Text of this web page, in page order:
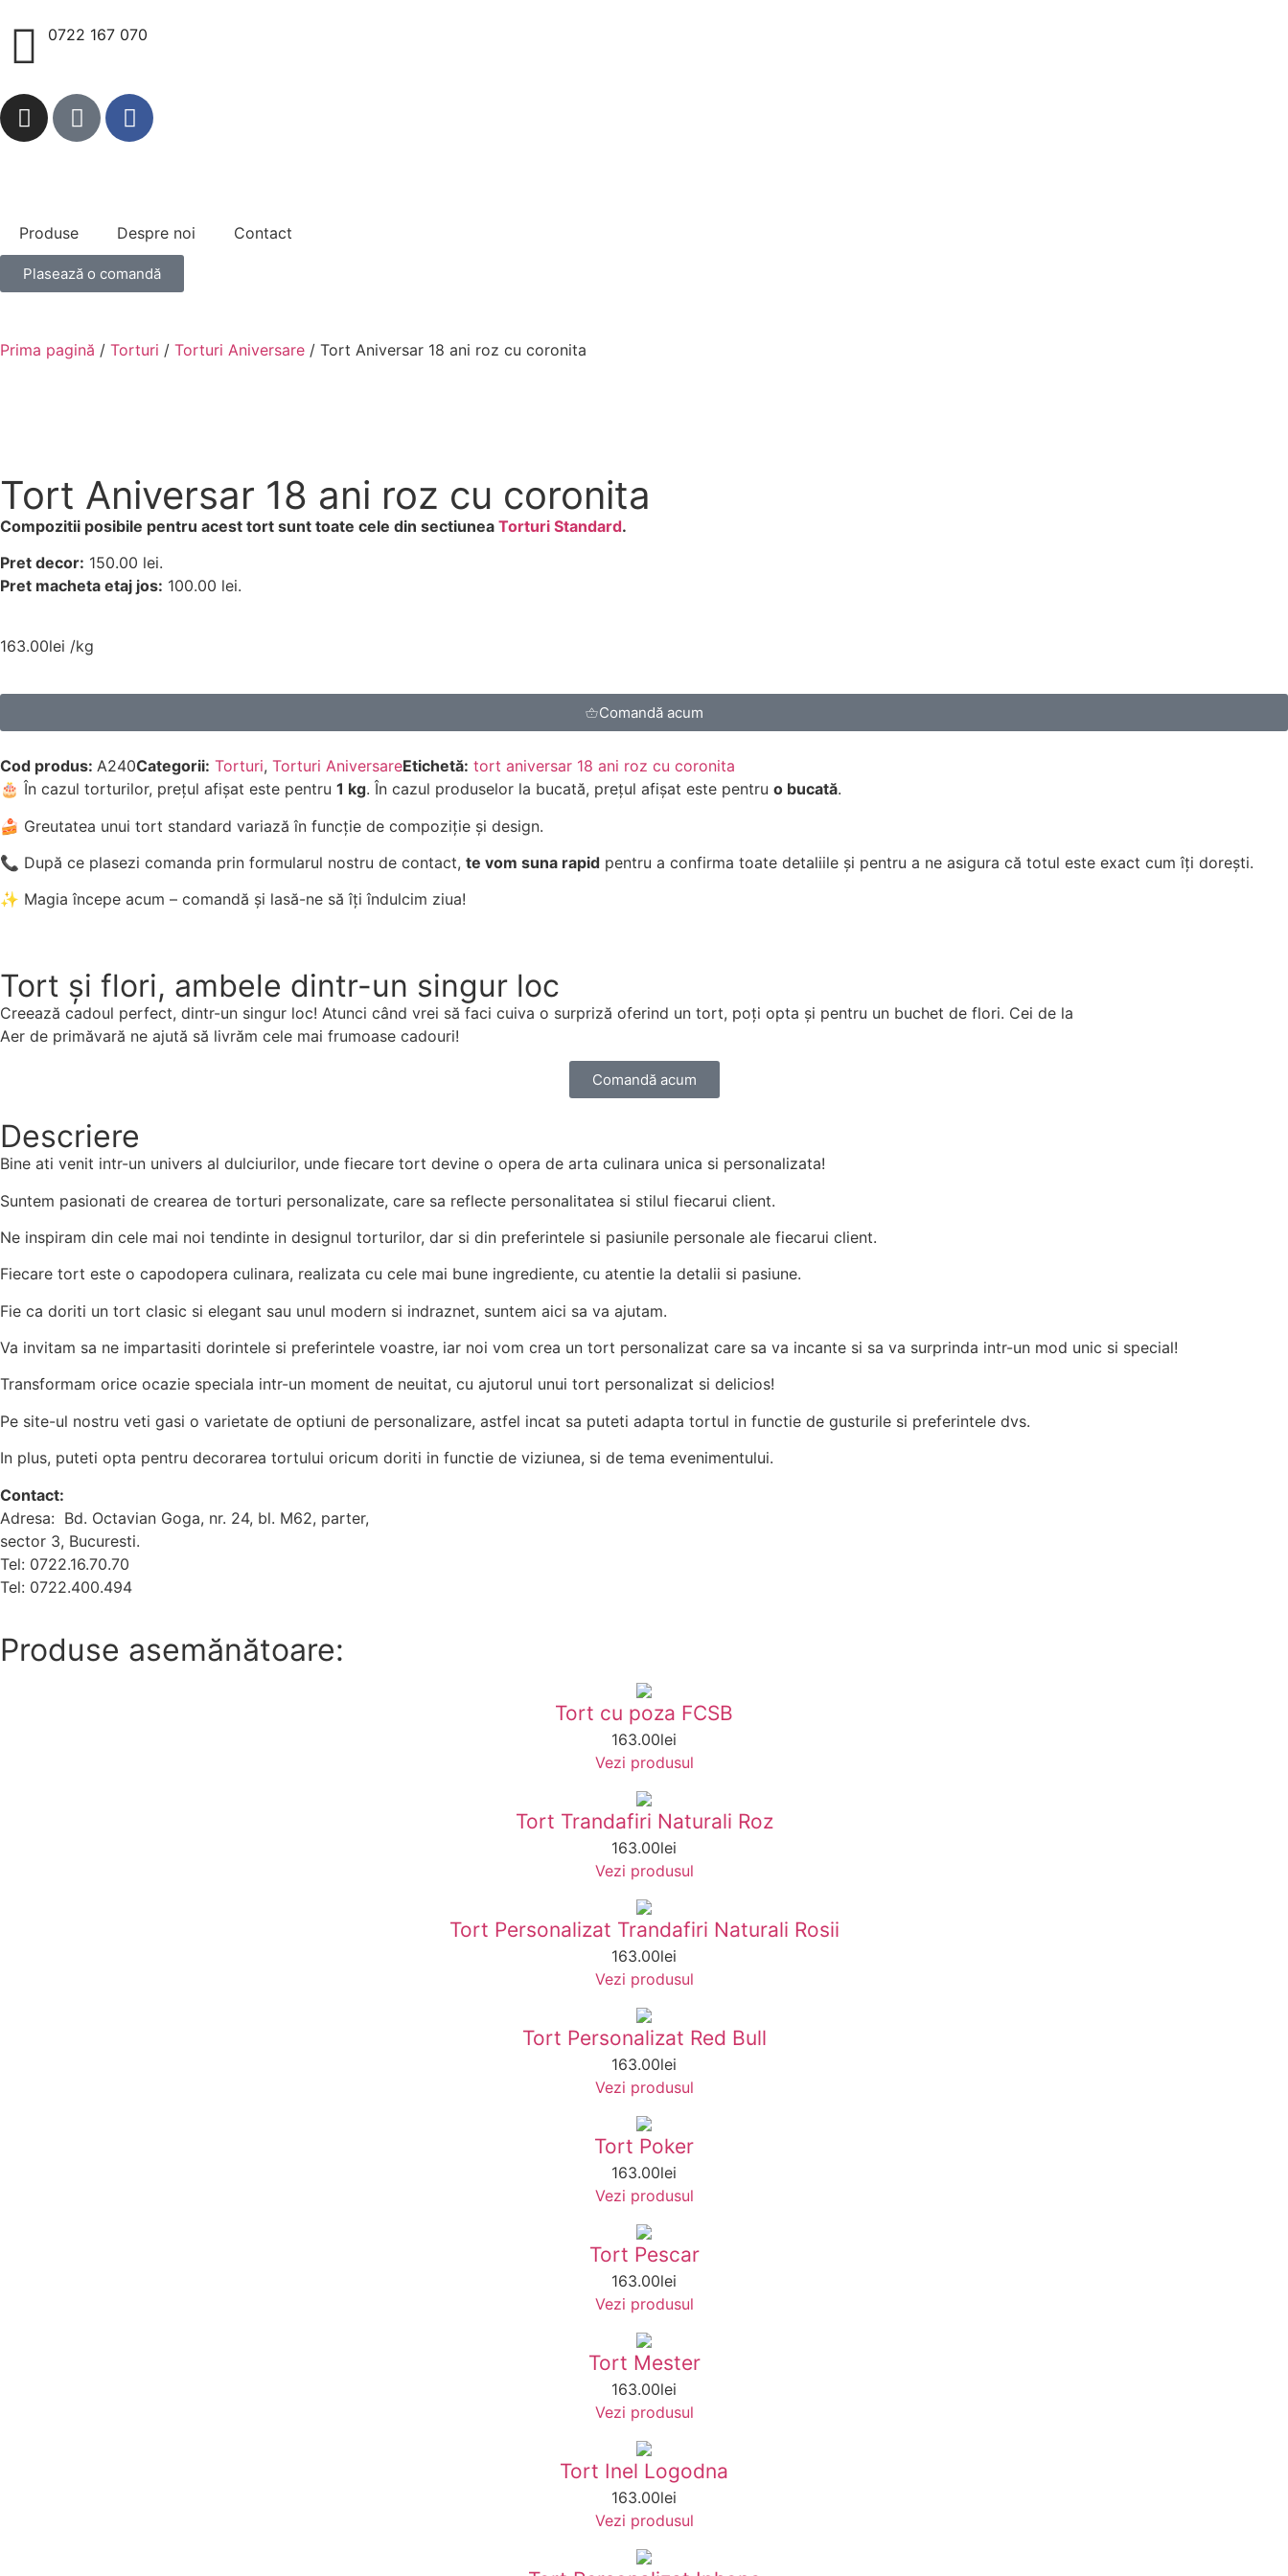
0722 167 070
Produse Despre noi Contact
Plasează o comandă
Prima pagină / Torturi / Torturi Aniversare / Tort Aniversar 18 ani roz cu coronita
Tort Aniversar 18 ani roz cu coronita
Compozitii posibile pentru acest tort sunt toate cele din sectiunea Torturi Standard.
Pret decor: 150.00 lei.
Pret macheta etaj jos: 100.00 lei.
163.00lei /kg
Comandă acum
Cod produs: A240Categorii: Torturi, Torturi AniversareEtichetă: tort aniversar 18 ani roz cu coronita
🎂 În cazul torturilor, prețul afișat este pentru 1 kg. În cazul produselor la bucată, prețul afișat este pentru o bucată.
🍰 Greutatea unui tort standard variază în funcție de compoziție și design.
📞 După ce plasezi comanda prin formularul nostru de contact, te vom suna rapid pentru a confirma toate detaliile și pentru a ne asigura că totul este exact cum îți dorești.
✨ Magia începe acum – comandă și lasă-ne să îți îndulcim ziua!
Tort și flori, ambele dintr-un singur loc
Creează cadoul perfect, dintr-un singur loc! Atunci când vrei să faci cuiva o surpriză oferind un tort, poți opta și pentru un buchet de flori. Cei de la
Aer de primăvară ne ajută să livrăm cele mai frumoase cadouri!
Comandă acum
Descriere
Bine ati venit intr-un univers al dulciurilor, unde fiecare tort devine o opera de arta culinara unica si personalizata!
Suntem pasionati de crearea de torturi personalizate, care sa reflecte personalitatea si stilul fiecarui client.
Ne inspiram din cele mai noi tendinte in designul torturilor, dar si din preferintele si pasiunile personale ale fiecarui client.
Fiecare tort este o capodopera culinara, realizata cu cele mai bune ingrediente, cu atentie la detalii si pasiune.
Fie ca doriti un tort clasic si elegant sau unul modern si indraznet, suntem aici sa va ajutam.
Va invitam sa ne impartasiti dorintele si preferintele voastre, iar noi vom crea un tort personalizat care sa va incante si sa va surprinda intr-un mod unic si special!
Transformam orice ocazie speciala intr-un moment de neuitat, cu ajutorul unui tort personalizat si delicios!
Pe site-ul nostru veti gasi o varietate de optiuni de personalizare, astfel incat sa puteti adapta tortul in functie de gusturile si preferintele dvs.
In plus, puteti opta pentru decorarea tortului oricum doriti in functie de viziunea, si de tema evenimentului.
Contact:
Adresa: Bd. Octavian Goga, nr. 24, bl. M62, parter,
sector 3, Bucuresti.
Tel: 0722.16.70.70
Tel: 0722.400.494
Produse asemănătoare:
Tort cu poza FCSB
163.00lei
Vezi produsul
Tort Trandafiri Naturali Roz
163.00lei
Vezi produsul
Tort Personalizat Trandafiri Naturali Rosii
163.00lei
Vezi produsul
Tort Personalizat Red Bull
163.00lei
Vezi produsul
Tort Poker
163.00lei
Vezi produsul
Tort Pescar
163.00lei
Vezi produsul
Tort Mester
163.00lei
Vezi produsul
Tort Inel Logodna
163.00lei
Vezi produsul